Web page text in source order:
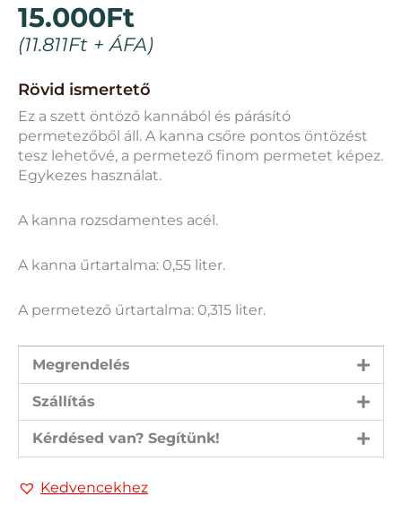
15.000Ft
(11.811Ft + ÁFA)
Rövid ismertető
Ez a szett öntöző kannából és párásító
permetezőből áll. A kanna csőre pontos öntözést
tesz lehetővé, a permetező finom permetet képez.
Egykezes használat.
A kanna rozsdamentes acél.
A kanna űrtartalma: 0,55 liter.
A permetező űrtartalma: 0,315 liter.
Megrendelés
Szállítás
Kérdésed van? Segítünk!
Kedvencekhez